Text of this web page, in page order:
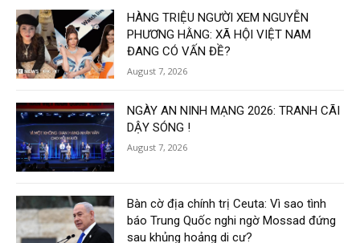
HÀNG TRIỆU NGƯỜI XEM NGUYỄN
PHƯƠNG HẰNG: XÃ HỘI VIỆT NAM
ĐANG CÓ VẤN ĐỀ?
August 7, 2026
NGÀY AN NINH MẠNG 2026: TRANH CÃI
DẬY SÓNG !
August 7, 2026
Bàn cờ địa chính trị Ceuta: Vì sao tình
báo Trung Quốc nghi ngờ Mossad đứng
sau khủng hoảng di cư?